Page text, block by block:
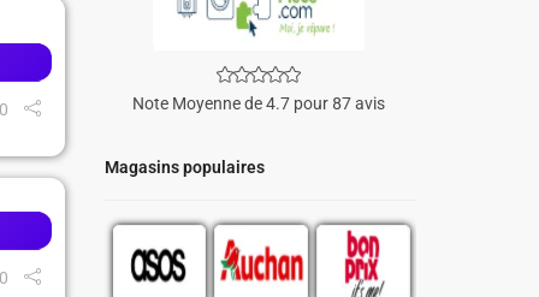
Note Moyenne de 4.7 pour 87 avis
Magasins populaires